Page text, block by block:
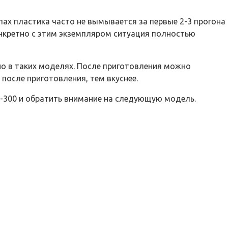
пластика часто не вымывается за первые 2-3 прогона
с этим экземпляром ситуация полностью
в таких моделях. После приготовления можно
приготовления, тем вкуснее.
300 и обратить внимание на следующую модель.